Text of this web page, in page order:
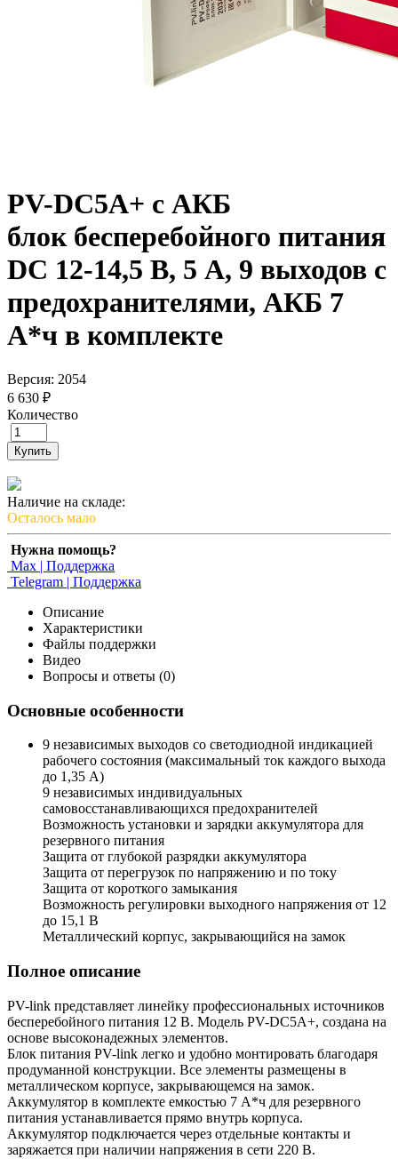
PV-DC5A+ с АКБ
блок бесперебойного питания
DC 12-14,5 В, 5 А, 9 выходов с
предохранителями, АКБ 7
А*ч в комплекте
Версия: 2054
6 630 ₽
Количество
Купить
Наличие на складе:
Осталось мало
Нужна помощь?
Max | Поддержка
Telegram | Поддержка
Описание
Характеристики
Файлы поддержки
Видео
Вопросы и ответы (0)
Основные особенности
9 независимых выходов со светодиодной индикацией
рабочего состояния (максимальный ток каждого выхода
до 1,35 А)
9 независимых индивидуальных
самовосстанавливающихся предохранителей
Возможность установки и зарядки аккумулятора для
резервного питания
Защита от глубокой разрядки аккумулятора
Защита от перегрузок по напряжению и по току
Защита от короткого замыкания
Возможность регулировки выходного напряжения от 12
до 15,1 В
Металлический корпус, закрывающийся на замок
Полное описание
PV-link представляет линейку профессиональных источников
бесперебойного питания 12 В. Модель PV-DC5A+, создана на
основе высоконадежных элементов.
Блок питания PV-link легко и удобно монтировать благодаря
продуманной конструкции. Все элементы размещены в
металлическом корпусе, закрывающемся на замок.
Аккумулятор в комплекте емкостью 7 А*ч для резервного
питания устанавливается прямо внутрь корпуса.
Аккумулятор подключается через отдельные контакты и
заряжается при наличии напряжения в сети 220 В.